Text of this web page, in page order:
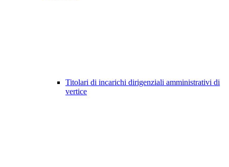
Titolari di incarichi dirigenziali amministrativi di
vertice